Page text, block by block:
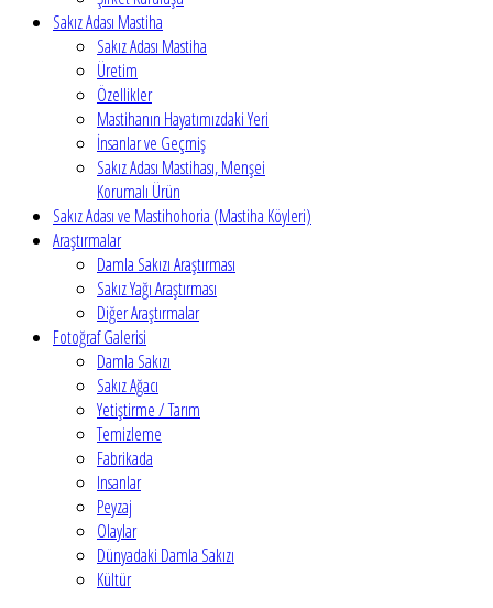
Sakız Adası Mastiha
Sakız Adası Mastiha
Üretim
Özellikler
Mastihanın Hayatımızdaki Yeri
İnsanlar ve Geçmiş
Sakız Adası Mastihası, Menşei
Korumalı Ürün
Sakız Adası ve Mastihohoria (Mastiha Köyleri)
Araştırmalar
Damla Sakızı Araştırması
Sakız Yağı Araştırması
Diğer Araştırmalar
Fotoğraf Galerisi
Damla Sakızı
Sakız Ağacı
Yetiştirme / Tarım
Temizleme
Fabrikada
Insanlar
Peyzaj
Olaylar
Dünyadaki Damla Sakızı
Kültür